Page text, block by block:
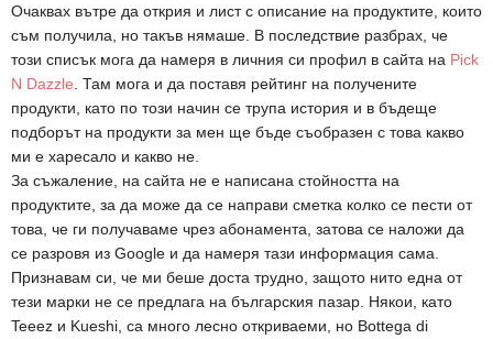
Очаквах вътре да открия и лист с описание на продуктите, които
съм получила, но такъв нямаше. В последствие разбрах, че
този списък мога да намеря в личния си профил в сайта на Pick
N Dazzle . Там мога и да поставя рейтинг на получените
продукти, като по този начин се трупа история и в бъдеще
подборът на продукти за мен ще бъде съобразен с това какво
ми е харесало и какво не.
За съжаление, на сайта не е написана стойността на
продуктите, за да може да се направи сметка колко се пести от
това, че ги получаваме чрез абонамента, затова се наложи да
се разровя из Google и да намеря тази информация сама.
Признавам си, че ми беше доста трудно, защото нито една от
тези марки не се предлага на българския пазар. Някои, като
Teeez и Kueshi, са много лесно откриваеми, но Bottega di